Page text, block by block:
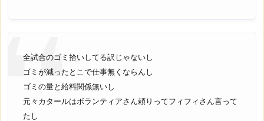
全試合のゴミ拾いしてる訳じゃないし
ゴミが減ったとこで仕事無くならんし
ゴミの量と給料関係無いし
元々カタールはボランティアさん頼りってフィフィさん言って
たし